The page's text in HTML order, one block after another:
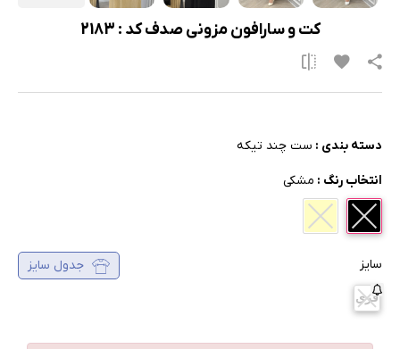
کت و سارافون مزونی صدف کد : 2183
دسته بندی : ست چند تیکه
انتخاب رنگ : مشکی
سایز جدول سایز
فری